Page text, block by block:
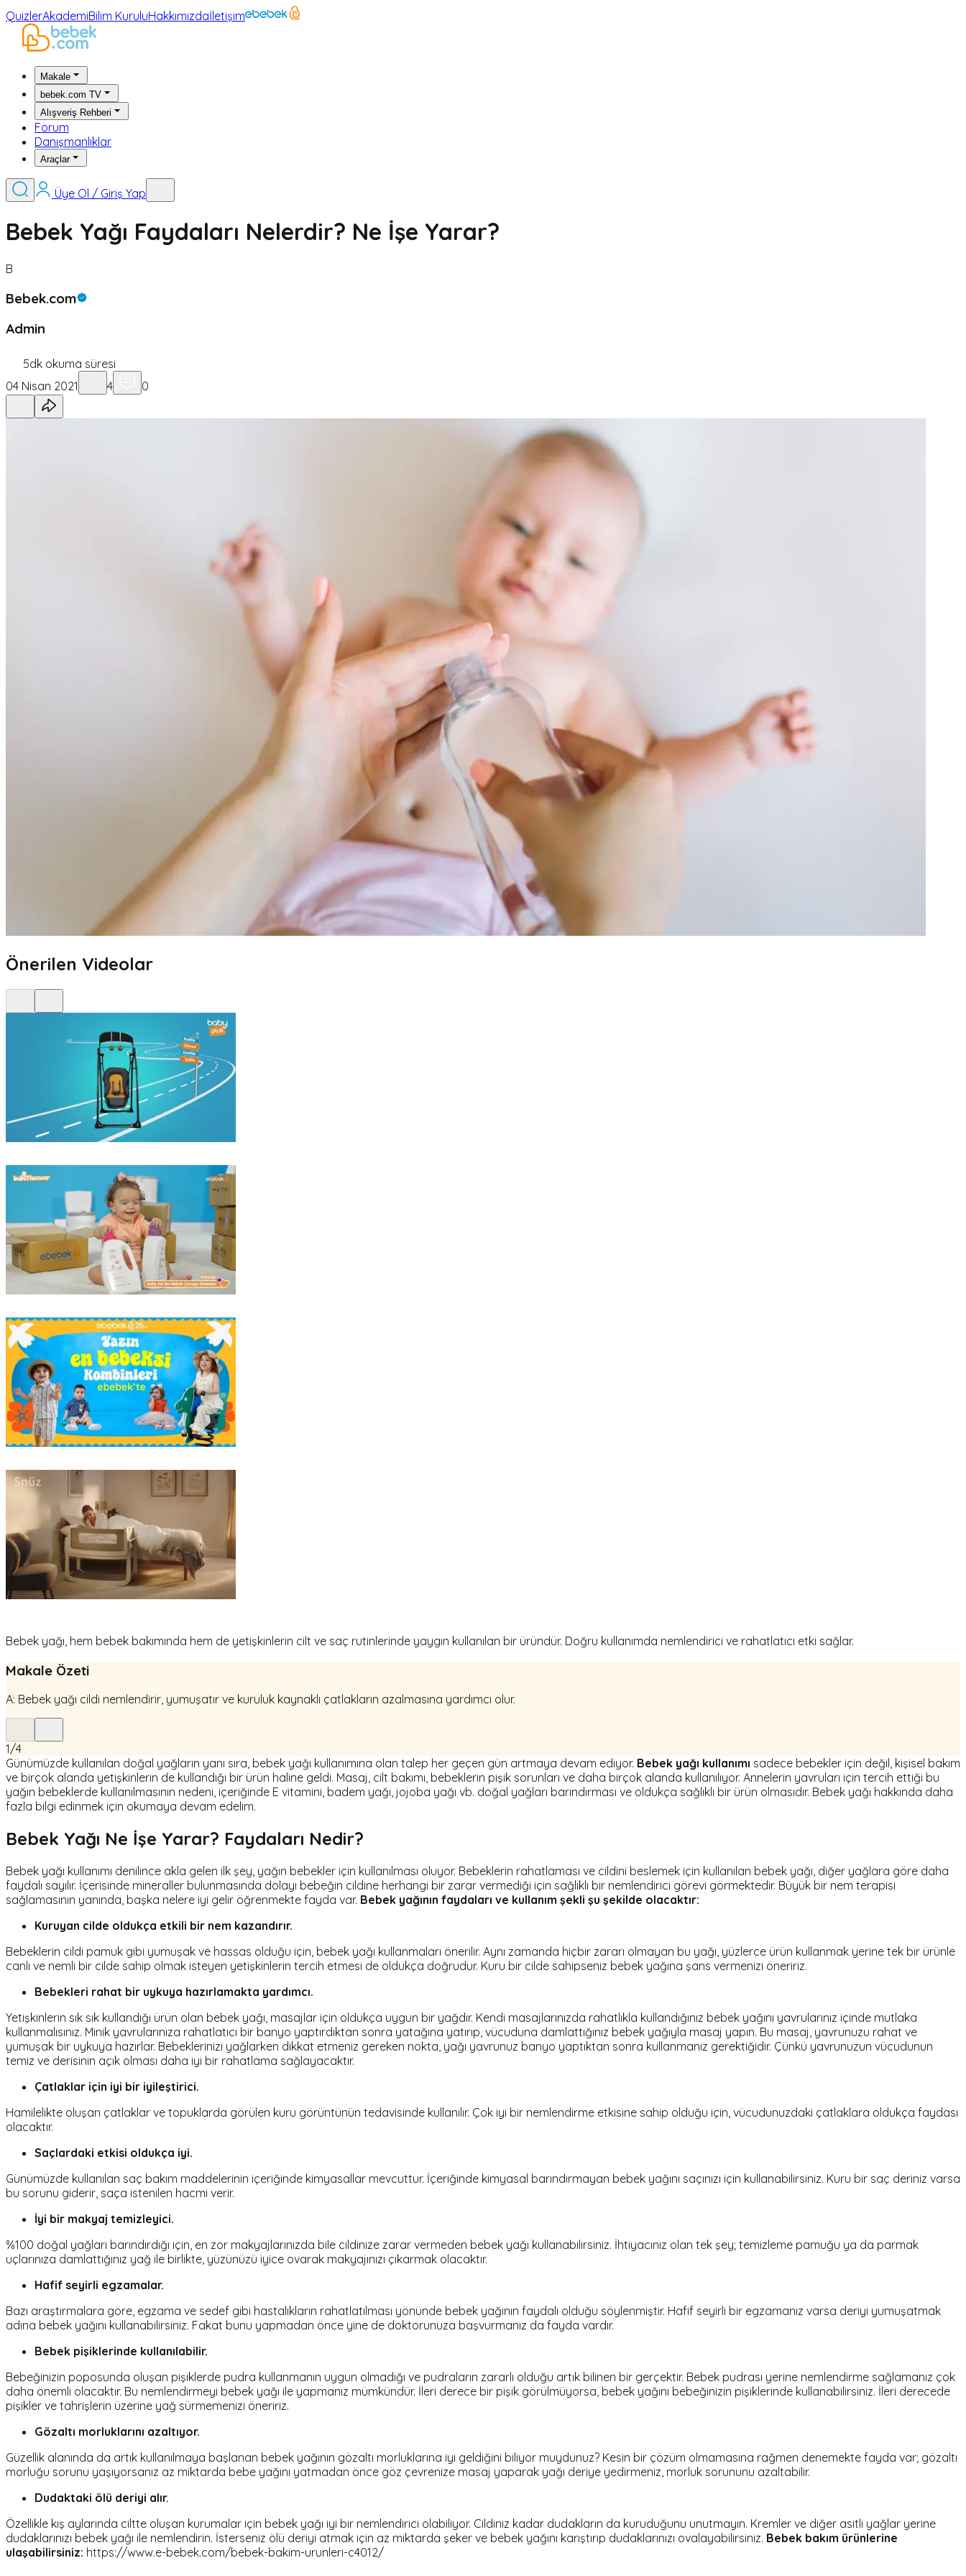
QuizlerAkademiBilim KuruluHakkımızdaİletişim
Makale
bebek.com TV
Alışveriş Rehberi
Forum
Danışmanlıklar
Araçlar
Üye Ol / Giriş Yap
Bebek Yağı Faydaları Nelerdir? Ne İşe Yarar?
B
Bebek.com
Admin
5dk okuma süresi
04 Nisan 2021
4 0
Önerilen Videolar
Bebek yağı, hem bebek bakımında hem de yetişkinlerin cilt ve saç rutinlerinde yaygın kullanılan bir üründür. Doğru kullanımda nemlendirici ve rahatlatıcı etki sağlar.
Makale Özeti
A: Bebek yağı cildi nemlendirir, yumuşatır ve kuruluk kaynaklı çatlakların azalmasına yardımcı olur.
1/4
Günümüzde kullanılan doğal yağların yanı sıra, bebek yağı kullanımına olan talep her geçen gün artmaya devam ediyor. Bebek yağı kullanımı sadece bebekler için değil, kişisel bakım
ve birçok alanda yetişkinlerin de kullandığı bir ürün haline geldi. Masaj, cilt bakımı, bebeklerin pişik sorunları ve daha birçok alanda kullanılıyor. Annelerin yavruları için tercih ettiği bu
yağın bebeklerde kullanılmasının nedeni, içeriğinde E vitamini, badem yağı, jojoba yağı vb. doğal yağları barındırması ve oldukça sağlıklı bir ürün olmasıdır. Bebek yağı hakkında daha
fazla bilgi edinmek için okumaya devam edelim.
Bebek Yağı Ne İşe Yarar? Faydaları Nedir?
Bebek yağı kullanımı denilince akla gelen ilk şey, yağın bebekler için kullanılması oluyor. Bebeklerin rahatlaması ve cildini beslemek için kullanılan bebek yağı, diğer yağlara göre daha
faydalı sayılır. İçerisinde mineraller bulunmasında dolayı bebeğin cildine herhangi bir zarar vermediği için sağlıklı bir nemlendirici görevi görmektedir. Büyük bir nem terapisi
sağlamasının yanında, başka nelere iyi gelir öğrenmekte fayda var. Bebek yağının faydaları ve kullanım şekli şu şekilde olacaktır:
Kuruyan cilde oldukça etkili bir nem kazandırır.
Bebeklerin cildi pamuk gibi yumuşak ve hassas olduğu için, bebek yağı kullanmaları önerilir. Aynı zamanda hiçbir zararı olmayan bu yağı, yüzlerce ürün kullanmak yerine tek bir ürünle
canlı ve nemli bir cilde sahip olmak isteyen yetişkinlerin tercih etmesi de oldukça doğrudur. Kuru bir cilde sahipseniz bebek yağına şans vermenizi öneririz.
Bebekleri rahat bir uykuya hazırlamakta yardımcı.
Yetişkinlerin sık sık kullandığı ürün olan bebek yağı, masajlar için oldukça uygun bir yağdır. Kendi masajlarınızda rahatlıkla kullandığınız bebek yağını yavrularınız içinde mutlaka
kullanmalısınız. Minik yavrularınıza rahatlatıcı bir banyo yaptırdıktan sonra yatağına yatırıp, vücuduna damlattığınız bebek yağıyla masaj yapın. Bu masaj, yavrunuzu rahat ve
yumuşak bir uykuya hazırlar. Bebeklerinizi yağlarken dikkat etmeniz gereken nokta, yağı yavrunuz banyo yaptıktan sonra kullanmanız gerektiğidir. Çünkü yavrunuzun vücudunun
temiz ve derisinin açık olması daha iyi bir rahatlama sağlayacaktır.
Çatlaklar için iyi bir iyileştirici.
Hamilelikte oluşan çatlaklar ve topuklarda görülen kuru görüntünün tedavisinde kullanılır. Çok iyi bir nemlendirme etkisine sahip olduğu için, vücudunuzdaki çatlaklara oldukça faydası
olacaktır.
Saçlardaki etkisi oldukça iyi.
Günümüzde kullanılan saç bakım maddelerinin içeriğinde kimyasallar mevcuttur. İçeriğinde kimyasal barındırmayan bebek yağını saçınızı için kullanabilirsiniz. Kuru bir saç deriniz varsa
bu sorunu giderir, saça istenilen hacmi verir.
İyi bir makyaj temizleyici.
%100 doğal yağları barındırdığı için, en zor makyajlarınızda bile cildinize zarar vermeden bebek yağı kullanabilirsiniz. İhtiyacınız olan tek şey; temizleme pamuğu ya da parmak
uçlarınıza damlattığınız yağ ile birlikte, yüzünüzü iyice ovarak makyajınızı çıkarmak olacaktır.
Hafif seyirli egzamalar.
Bazı araştırmalara göre, egzama ve sedef gibi hastalıkların rahatlatılması yönünde bebek yağının faydalı olduğu söylenmiştir. Hafif seyirli bir egzamanız varsa deriyi yumuşatmak
adına bebek yağını kullanabilirsiniz. Fakat bunu yapmadan önce yine de doktorunuza başvurmanız da fayda vardır.
Bebek pişiklerinde kullanılabilir.
Bebeğinizin poposunda oluşan pişiklerde pudra kullanmanın uygun olmadığı ve pudraların zararlı olduğu artık bilinen bir gerçektir. Bebek pudrası yerine nemlendirme sağlamanız çok
daha önemli olacaktır. Bu nemlendirmeyi bebek yağı ile yapmanız mümkündür. İleri derece bir pişik görülmüyorsa, bebek yağını bebeğinizin pişiklerinde kullanabilirsiniz. İleri derecede
pişikler ve tahrişlerin üzerine yağ sürmemenizi öneririz.
Gözaltı morluklarını azaltıyor.
Güzellik alanında da artık kullanılmaya başlanan bebek yağının gözaltı morluklarına iyi geldiğini biliyor muydunuz? Kesin bir çözüm olmamasına rağmen denemekte fayda var; gözaltı
morluğu sorunu yaşıyorsanız az miktarda bebe yağını yatmadan önce göz çevrenize masaj yaparak yağı deriye yedirmeniz, morluk sorununu azaltabilir.
Dudaktaki ölü deriyi alır.
Özellikle kış aylarında ciltte oluşan kurumalar için bebek yağı iyi bir nemlendirici olabiliyor. Cildiniz kadar dudakların da kuruduğunu unutmayın. Kremler ve diğer asitli yağlar yerine
dudaklarınızı bebek yağı ile nemlendirin. İsterseniz ölü deriyi atmak için az miktarda şeker ve bebek yağını karıştırıp dudaklarınızı ovalayabilirsiniz. Bebek bakım ürünlerine
ulaşabilirsiniz: https://www.e-bebek.com/bebek-bakim-urunleri-c4012/